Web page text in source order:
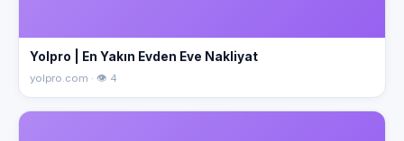
Yolpro | En Yakın Evden Eve Nakliyat
yolpro.com · 👁 4